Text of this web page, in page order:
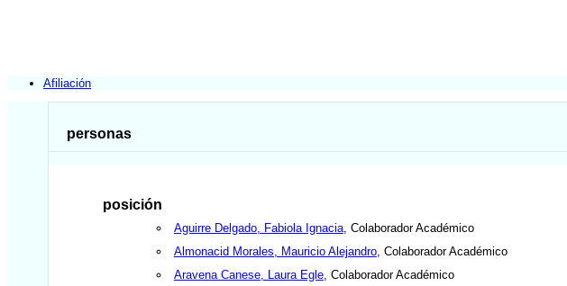
Afiliación
personas
posición
Aguirre Delgado, Fabiola Ignacia, Colaborador Académico
Almonacid Morales, Mauricio Alejandro, Colaborador Académico
Aravena Canese, Laura Egle, Colaborador Académico